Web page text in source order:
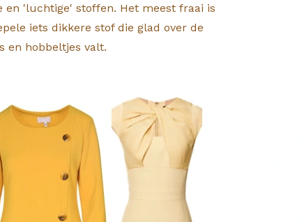
en 'luchtige' stoffen. Het meest fraai is
iets dikkere stof die glad over de
en hobbeltjes valt.